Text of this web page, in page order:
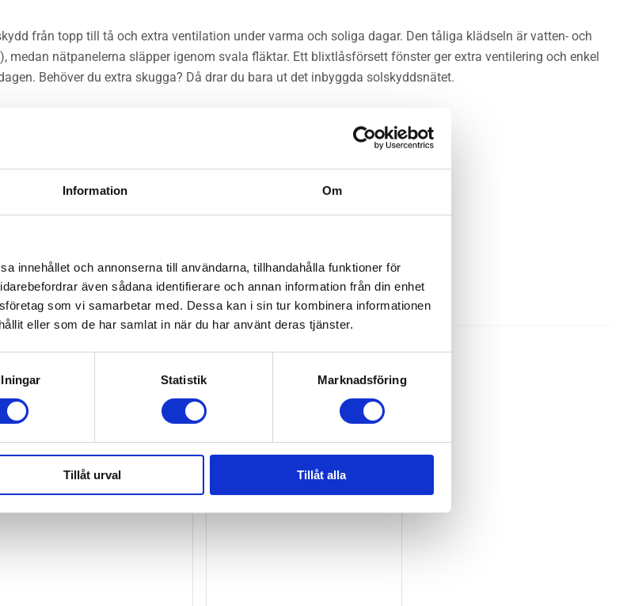
Information Om
innehållet och annonserna till användarna, tillhandahålla funktioner för
även sådana identifierare och annan information från din enhet
som vi samarbetar med. Dessa kan i sin tur kombinera informationen
eller som de har samlat in när du har använt deras tjänster.
Statistik Marknadsföring
Tillåt urval Tillåt alla
från topp till tå och extra ventilation under varma och soliga dagar. Den tåliga klädseln är vatten- och
nätpanelerna släpper igenom svala fläktar. Ett blixtlåsförsett fönster ger extra ventilering och enkel
Behöver du extra skugga? Då drar du bara ut det inbyggda solskyddsnätet.
(utom nätpanelerna).